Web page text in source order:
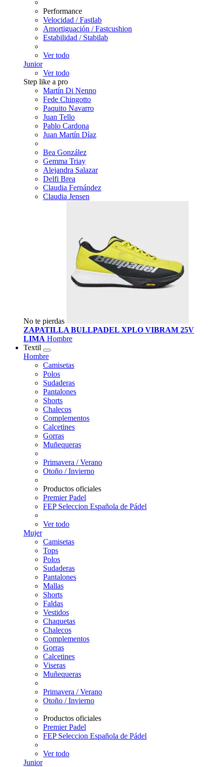
Performance
Velocidad / Fastlab
Amortiguación / Fastcushion
Estabilidad / Stabilab
Ver todo
Junior
Ver todo
Step like a pro
Martín Di Nenno
Fede Chingotto
Paquito Navarro
Juan Tello
Pablo Cardona
Juan Martín Díaz
Bea González
Gemma Triay
Alejandra Salazar
Delfi Brea
Claudia Fernández
Claudia Jensen
No te pierdas
ZAPATILLA BULLPADEL XPLO VIBRAM 25V
LIMA Hombre
Textil
Hombre
Camisetas
Polos
Sudaderas
Pantalones
Shorts
Chalecos
Complementos
Calcetines
Gorras
Muñequeras
Primavera / Verano
Otoño / Invierno
Productos oficiales
Premier Padel
FEP Seleccion Española de Pádel
Ver todo
Mujer
Camisetas
Tops
Polos
Sudaderas
Pantalones
Mallas
Shorts
Faldas
Vestidos
Chaquetas
Chalecos
Complementos
Gorras
Calcetines
Viseras
Muñequeras
Primavera / Verano
Otoño / Invierno
Productos oficiales
Premier Padel
FEP Seleccion Española de Pádel
Ver todo
Junior